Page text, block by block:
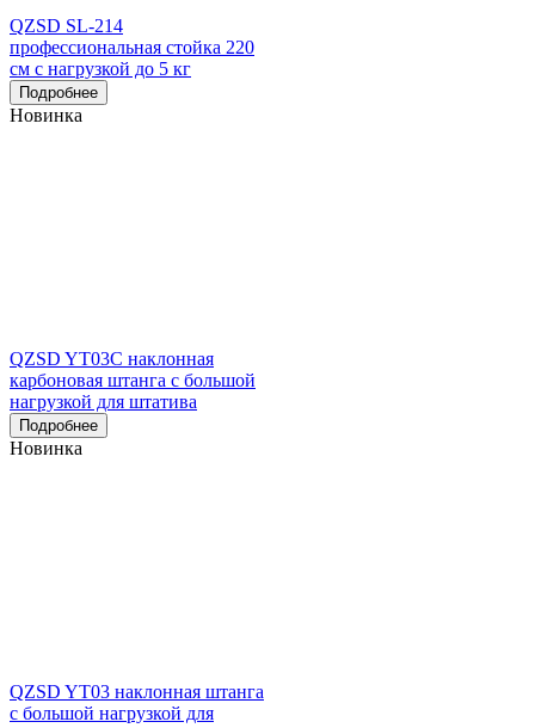
QZSD SL-214
профессиональная стойка 220
см с нагрузкой до 5 кг
Подробнее
Новинка
QZSD YT03C наклонная
карбоновая штанга с большой
нагрузкой для штатива
Подробнее
Новинка
QZSD YT03 наклонная штанга
с большой нагрузкой для